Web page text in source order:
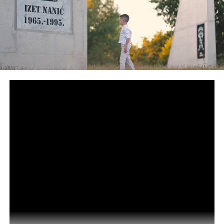
obnovljenim entuzijazmom.
Mladomuslimanski aktivisti dobili su za početak diskretno
(pred)upozorenje, a kada ono nije urodilo plodom, dan je
nalog za njihovo hapšenje. Tada se Alija Izetbegović prvi
puta obreo u zatvoru. Budući da se nalazio na odsluženju
zajedno s ostalim zatvorenicima, Izetbegović gradi zgradu